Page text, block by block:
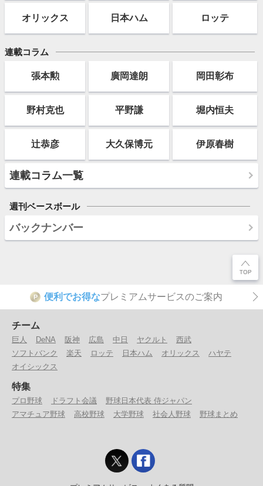
オリックス 日本ハム ロッテ
連載コラム
張本勲 廣岡達朗 岡田彰布
野村克也 平野謙 堀内恒夫
辻恭彦 大久保博元 伊原春樹
連載コラム一覧
週刊ベースボール
バックナンバー
P 便利でお得なプレミアムサービスのご案内
チーム
巨人 DeNA 阪神 広島 中日 ヤクルト
西武
ソフトバンク
楽天 ロッテ 日本ハム オリックス
ハヤテ
オイシックス
特集
プロ野球 ドラフト会議
野球日本代表 侍ジャパン
アマチュア野球
高校野球 大学野球 社会人野球 野球まとめ